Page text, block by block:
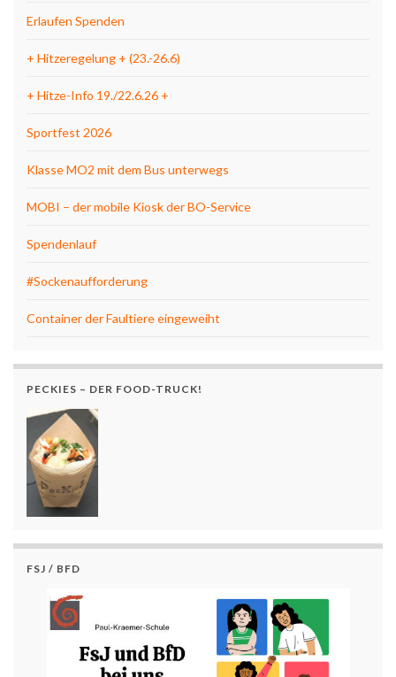
Erlaufen Spenden
+ Hitzeregelung + (23.-26.6)
+ Hitze-Info 19./22.6.26 +
Sportfest 2026
Klasse MO2 mit dem Bus unterwegs
MOBI – der mobile Kiosk der BO-Service
Spendenlauf
#Sockenaufforderung
Container der Faultiere eingeweiht
PECKIES – DER FOOD-TRUCK!
FSJ / BFD